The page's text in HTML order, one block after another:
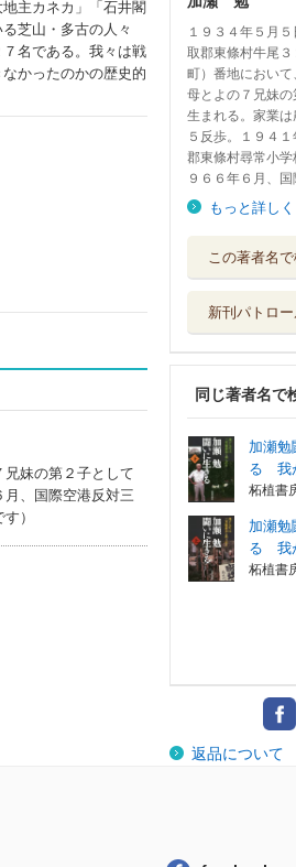
主カネカ」「石井閣
芝山・多古の人々
名である。我々は戦
かったのかの歴史的
妹の第２子として
、国際空港反対三
）
１９３４年５月
取郡東條村牛尾
町）番地において
母とよの７兄妹
生まれる。家業
５反歩。１９４
郡東條村尋常小学
９６６年６月、
もっと詳しく
この著者名
新刊パトロ
同じ著者名で
加瀬勉
る 我
柘植書
加瀬勉
る 我
柘植書
返品について